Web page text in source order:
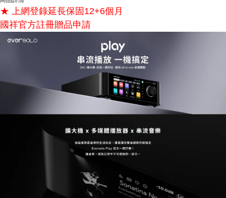
★ 上網登錄延長保固12+6個月
國祥官方註冊贈品申請